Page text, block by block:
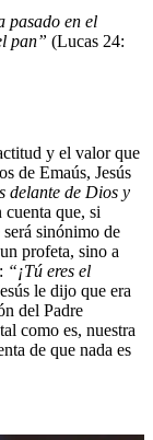
pasado en el
pan” (Lucas 24:
y el valor que
de Emaús, Jesús
delante de Dios y
cuenta que, si
será sinónimo de
profeta, sino a
“¡Tú eres el
le dijo que era
del Padre
como es, nuestra
de que nada es